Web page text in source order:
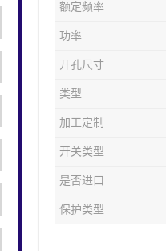
额定频率
功率
开孔尺寸
类型
加工定制
开关类型
是否进口
保护类型